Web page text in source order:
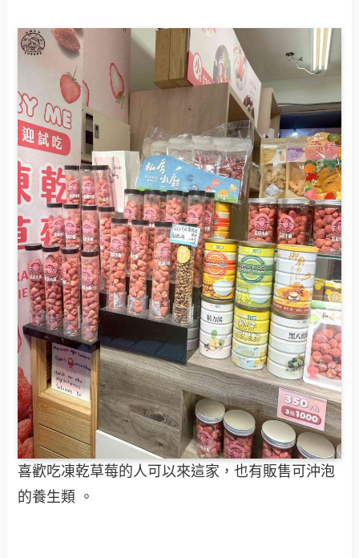
喜歡吃凍乾草莓的人可以來這家，也有販售可沖泡
的養生類 。